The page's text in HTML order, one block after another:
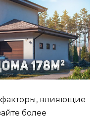
влияющие
более